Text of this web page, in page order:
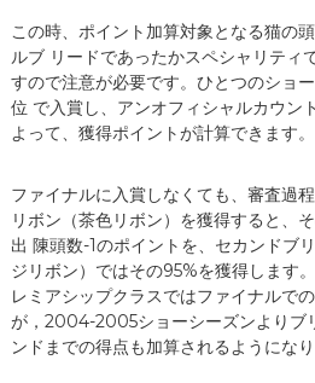
この時、ポイント加算対象となる猫の
ルブ リードであったかスペシャリティ
すので注意が必要です。ひとつのショ
位 で入賞し、アンオフィシャルカウン
よって、獲得ポイントが計算できます。
ファイナルに入賞しなくても、審査過
リボン（茶色リボン）を獲得すると、
出 陳頭数-1のポイントを、セカンドブ
ジリボン）ではその95%を獲得します
レミアシップクラスではファイナルで
が，2004-2005ショーシーズンよりブ
ンドまでの得点も加算されるようになり